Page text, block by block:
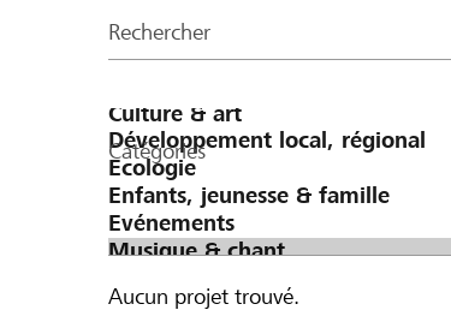
la
Rechercher
Catégories
Aucun projet trouvé.